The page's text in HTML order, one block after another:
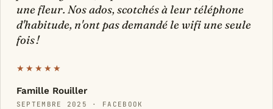
une fleur. Nos ados, scotchés à leur téléphone
d'habitude, n'ont pas demandé le wifi une seule
fois !
★★★★★
Famille Rouiller
SEPTEMBRE 2025 · FACEBOOK